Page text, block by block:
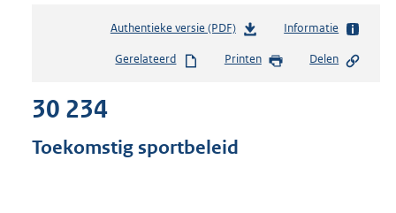
Authentieke versie (PDF)b
s
d
s
Informatie
Gerelateerd Printen Delen
30 234
Toekomstig sportbeleid